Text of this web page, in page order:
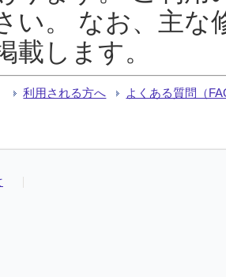
い。 なお、主な
載します。
利用される方へ よくある質問（